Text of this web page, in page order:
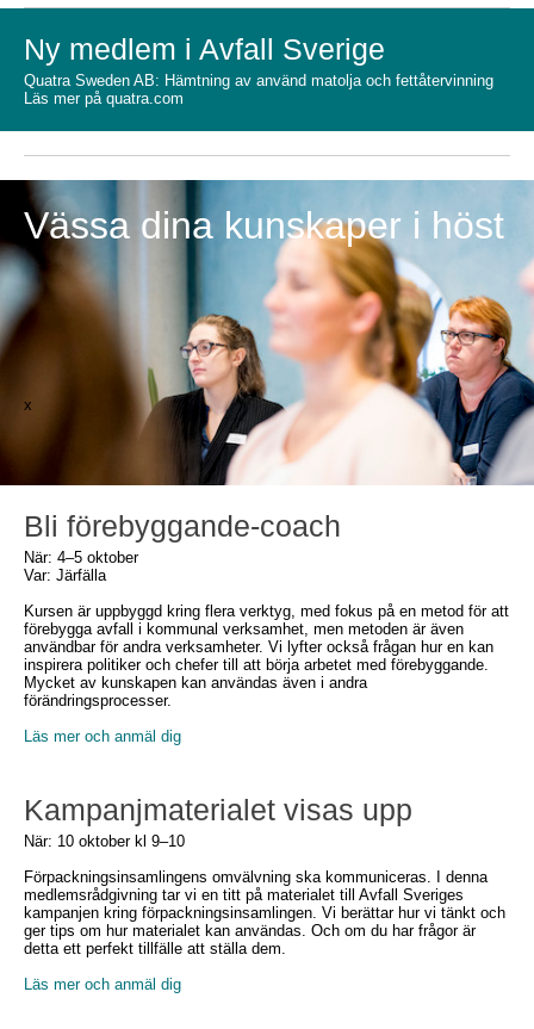
Ny medlem i Avfall Sverige
Quatra Sweden AB: Hämtning av använd matolja och fettåtervinning
Läs mer på quatra.com
Vässa dina kunskaper i höst
x
Bli förebyggande-coach
När: 4–5 oktober
Var: Järfälla
Kursen är uppbyggd kring flera verktyg, med fokus på en metod för att
förebygga avfall i kommunal verksamhet, men metoden är även
användbar för andra verksamheter. Vi lyfter också frågan hur en kan
inspirera politiker och chefer till att börja arbetet med förebyggande.
Mycket av kunskapen kan användas även i andra
förändringsprocesser.
Läs mer och anmäl dig
Kampanjmaterialet visas upp
När: 10 oktober kl 9–10
Förpackningsinsamlingens omvälvning ska kommuniceras. I denna
medlemsrådgivning tar vi en titt på materialet till Avfall Sveriges
kampanjen kring förpackningsinsamlingen. Vi berättar hur vi tänkt och
ger tips om hur materialet kan användas. Och om du har frågor är
detta ett perfekt tillfälle att ställa dem.
Läs mer och anmäl dig